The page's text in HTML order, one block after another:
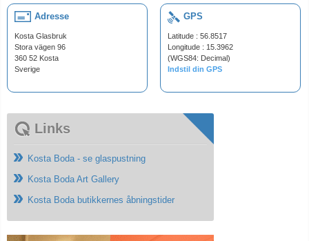
Adresse
Kosta Glasbruk
Stora vägen 96
360 52 Kosta
Sverige
GPS
Latitude : 56.8517
Longitude : 15.3962
(WGS84: Decimal)
Indstil din GPS
Links
Kosta Boda - se glaspustning
Kosta Boda Art Gallery
Kosta Boda butikkernes åbningstider